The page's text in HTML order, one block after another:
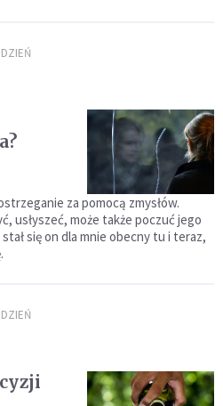
za pomocą zmysłów.
usłyszeć, może także poczuć jego
się on dla mnie obecny tu i teraz,